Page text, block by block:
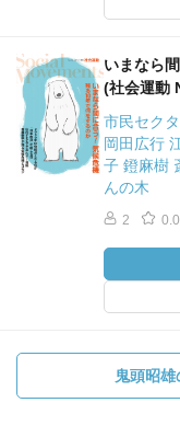
いまなら
(社会運動
市民セク
岡田広行
子 鐙麻樹
んの木
2
鬼頭昭